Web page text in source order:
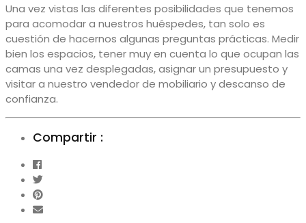
Una vez vistas las diferentes posibilidades que tenemos
para acomodar a nuestros huéspedes, tan solo es
cuestión de hacernos algunas preguntas prácticas. Medir
bien los espacios, tener muy en cuenta lo que ocupan las
camas una vez desplegadas, asignar un presupuesto y
visitar a nuestro vendedor de mobiliario y descanso de
confianza.
Compartir :